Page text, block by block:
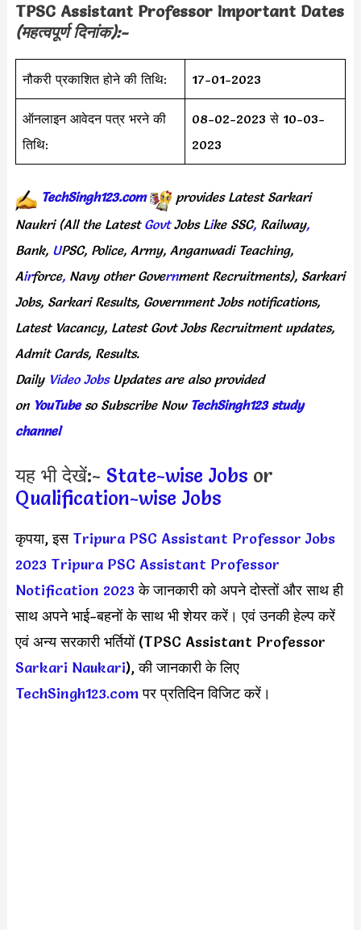
TPSC Assistant Professor Important Dates
(महत्वपूर्ण दिनांक):-
नौकरी प्रकाशित होने की तिथि: 17-01-2023
ऑनलाइन आवेदन पत्र भरने की
तिथि:
08-02-2023 से 10-03-
2023
TechSingh123.com provides Latest Sarkari
Naukri (All the Latest Govt Jobs Like SSC, Railway,
Bank, UPSC, Police, Army, Anganwadi Teaching,
Airforce, Navy other Government Recruitments), Sarkari
Jobs, Sarkari Results, Government Jobs notifications,
Latest Vacancy, Latest Govt Jobs Recruitment updates,
Admit Cards, Results.
Daily Video JobsUpdates are also provided
on YouTubeso Subscribe Now TechSingh123 study
channel
यह भी देखें:- State-wise Jobs or
Qualification-wise Jobs
कृपया, इस Tripura PSC Assistant Professor Jobs
2023 Tripura PSC Assistant Professor
Notification 2023 के जानकारी को अपने दोस्तों और साथ ही
साथ अपने भाई-बहनों के साथ भी शेयर करें। एवं उनकी हेल्प करें
एवं अन्य सरकारी भर्तियों (TPSC Assistant Professor
Sarkari Naukari), की जानकारी के लिए
TechSingh123.comपर प्रतिदिन विजिट करें।